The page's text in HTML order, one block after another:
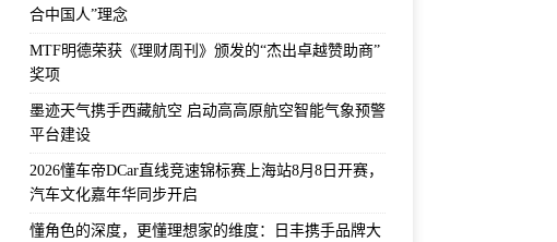
合中国人”理念
MTF明德荣获《理财周刊》颁发的“杰出卓越赞助商”
奖项
墨迹天气携手西藏航空 启动高高原航空智能气象预警
平台建设
2026懂车帝DCar直线竞速锦标赛上海站8月8日开赛，
汽车文化嘉年华同步开启
懂角色的深度，更懂理想家的维度：日丰携手品牌大